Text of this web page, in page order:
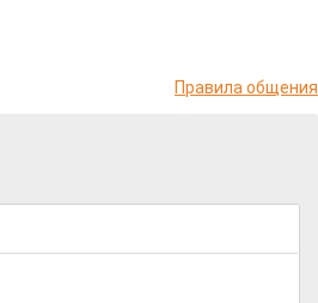
Правила общения